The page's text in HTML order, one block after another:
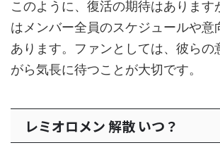
このように、復活の期待はあります
はメンバー全員のスケジュールや意
あります。ファンとしては、彼らの
がら気長に待つことが大切です。
レミオロメン 解散 いつ？